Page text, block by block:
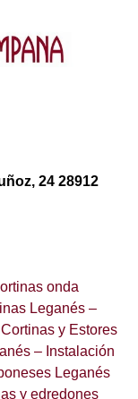
24 28912
onda
Leganés –
y Estores
– Instalación
Leganés
y edredones